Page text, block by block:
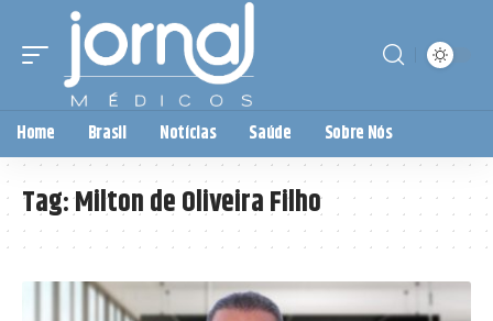
Home Brasil Notícias Saúde Sobre Nós
Tag:Milton de Oliveira Filho